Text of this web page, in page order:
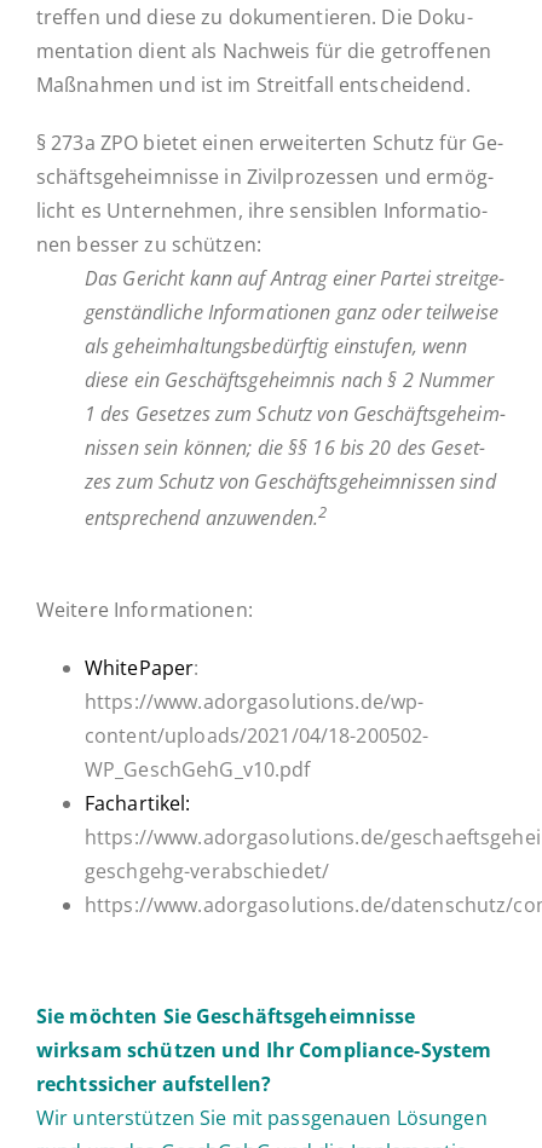
treffen und diese zu do­ku­men­tie­ren. Die Do­ku­
men­ta­ti­on dient als Nach­weis für die ge­trof­fe­nen
Maß­nah­men und ist im Streit­fall entscheidend.
§ 273a ZPO bietet einen er­wei­ter­ten Schutz für Ge­
schäfts­ge­heim­nis­se in Zi­vil­pro­zes­sen und er­mög­
licht es Un­ter­neh­men, ihre sen­si­blen In­for­ma­tio­
nen besser zu schützen:
Das Gericht kann auf Antrag einer Partei streit­ge­
gen­ständ­li­che In­for­ma­tio­nen ganz oder teil­wei­se
als ge­heim­hal­tungs­be­dürf­tig ein­stu­fen, wenn
diese ein Ge­schäfts­ge­heim­nis nach § 2 Nummer
1 des Ge­set­zes zum Schutz von Ge­schäfts­ge­heim­
nis­sen sein können; die §§ 16 bis 20 des Ge­set­
zes zum Schutz von Ge­schäfts­ge­heim­nis­sen sind
ent­spre­chend an­zu­wen­den.2
Weitere In­for­ma­tio­nen:
White­Pa­per:
https://www.adorgasolutions.de/wp-
content/uploads/2021/04/18-200502-
WP_GeschGehG_v10.pdf
Fach­ar­ti­kel:
https://www.adorgasolutions.de/
geschgehg-verabschiedet/
https://www.adorgasolutions.de/datenschutz/
Sie möchten Sie Ge­schäfts­ge­heim­nis­se
wirksam schüt­zen und Ihr Com­­pli­­an­ce-System
rechts­si­cher auf­stel­len?
Wir un­ter­stüt­zen Sie mit pass­ge­nau­en Lö­sun­gen